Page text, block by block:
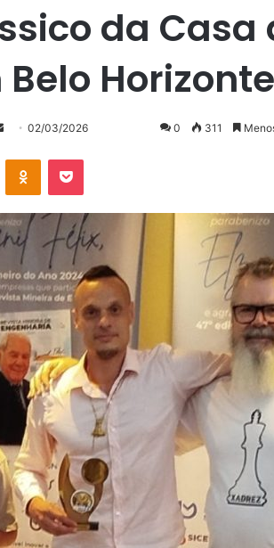
da Casa
Horizonte
Mande
mail
02/03/2026 0 311
OK Pocket